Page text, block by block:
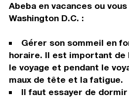
Abeba en vacances ou
Washington D.C. :
Gérer son sommeil en
horaire. Il est important de
le voyage et pendant le
maux de tête et la fatigue.
Il faut essayer de